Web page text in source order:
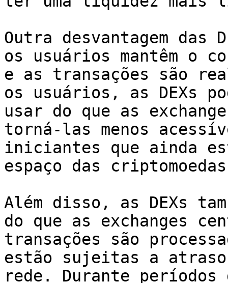
Outra desvantagem das
os usuários mantêm o
e as transações são
os usuários, as DEXs
usar do que as
torná-las menos
iniciantes que ainda
espaço das
Além disso, as DEXs
do que as exchanges
transações são
estão sujeitas a
rede. Durante períodos